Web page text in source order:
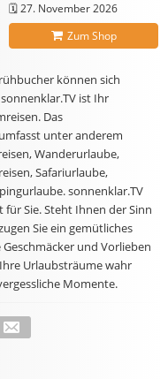
🗓️27. November 2026
Zum Shop
können sich
ist Ihr
Das
unter anderem
Wanderurlaube,
Safariurlaube,
sonnenklar.TV
Sie. Steht Ihnen der Sinn
Sie ein gemütliches
und Vorlieben
Urlaubsträume wahr
Momente.